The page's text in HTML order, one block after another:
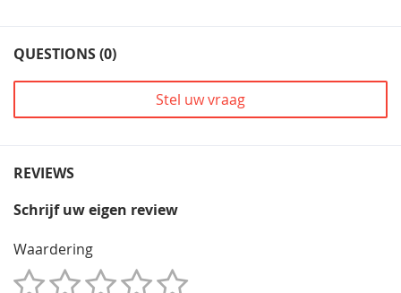
QUESTIONS (0)
Stel uw vraag
REVIEWS
Schrijf uw eigen review
Waardering